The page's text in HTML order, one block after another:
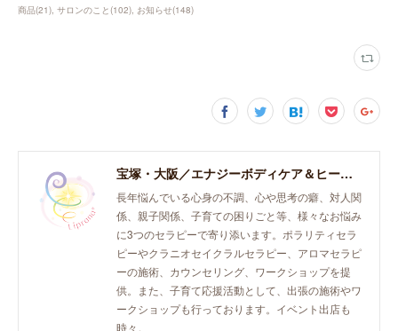
商品(21) サロンのこと(102) お知らせ(148)
宝塚・大阪／エナジーボディケア＆ヒーリング「癒し、育て、らしく生きる。」おとなとこどものセラピースペース。
長年悩んでいる心身の不調、心や思考の癖、対人関
係、親子関係、子育ての困りごと等、様々なお悩み
に3つのセラピーで寄り添います。ポラリティセラ
ピーやクラニオセイクラルセラピー、アロマセラピ
ーの施術、カウンセリング、ワークショップを提
供。また、子育て応援活動として、出張の施術やワ
ークショップも行っております。イベント出店も
時々。